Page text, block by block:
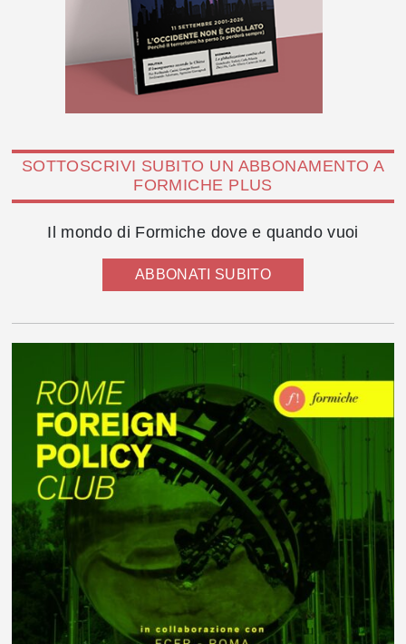
SOTTOSCRIVI SUBITO UN ABBONAMENTO A
FORMICHE PLUS
Il mondo di Formiche dove e quando vuoi
ABBONATI SUBITO